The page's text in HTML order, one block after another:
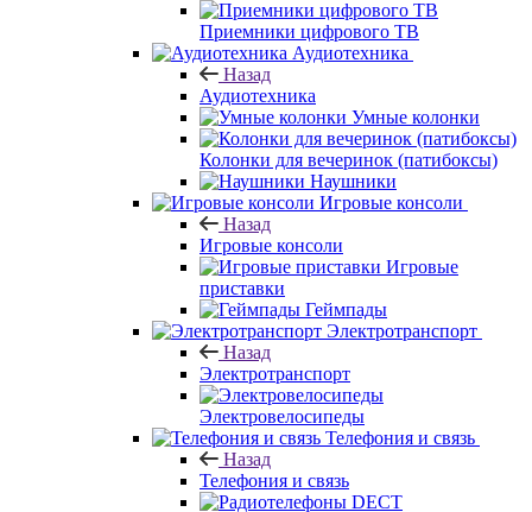
Приемники цифрового ТВ
Аудиотехника
Назад
Аудиотехника
Умные колонки
Колонки для вечеринок (патибоксы)
Наушники
Игровые консоли
Назад
Игровые консоли
Игровые
приставки
Геймпады
Электротранспорт
Назад
Электротранспорт
Электровелосипеды
Телефония и связь
Назад
Телефония и связь